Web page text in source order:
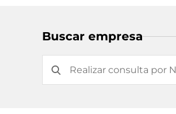
Buscar empresa